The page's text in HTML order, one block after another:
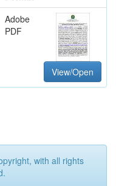
Adobe
PDF
View/Open
with all rights